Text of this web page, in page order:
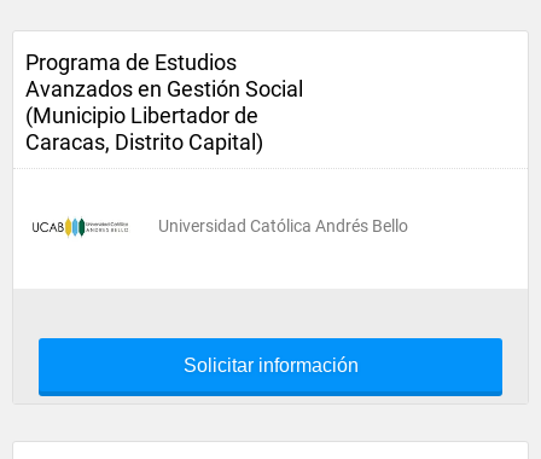
Programa de Estudios
Avanzados en Gestión Social
(Municipio Libertador de
Caracas, Distrito Capital)
Universidad Católica Andrés Bello
Solicitar información